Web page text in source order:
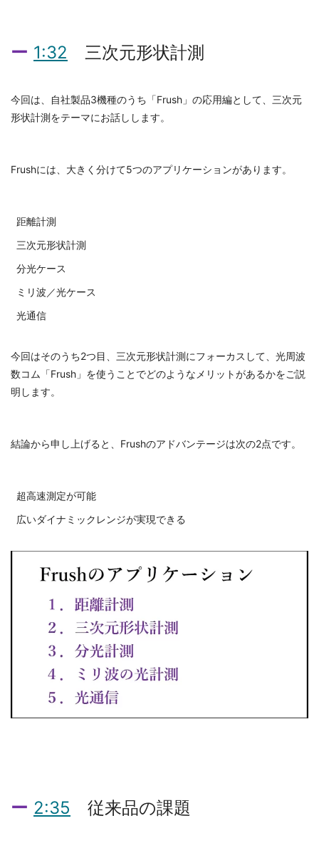
1:32 三次元形状計測
今回は、自社製品3機種のうち「Frush」の応用編として、三次元
形状計測をテーマにお話しします。
Frushには、大きく分けて5つのアプリケーションがあります。
距離計測
三次元形状計測
分光ケース
ミリ波／光ケース
光通信
今回はそのうち2つ目、三次元形状計測にフォーカスして、光周波
数コム「Frush」を使うことでどのようなメリットがあるかをご説
明します。
結論から申し上げると、Frushのアドバンテージは次の2点です。
超高速測定が可能
広いダイナミックレンジが実現できる
2:35 従来品の課題